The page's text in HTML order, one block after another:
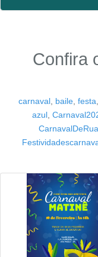
Confira
carnaval, baile, festa
azul
CarnavalDeRua